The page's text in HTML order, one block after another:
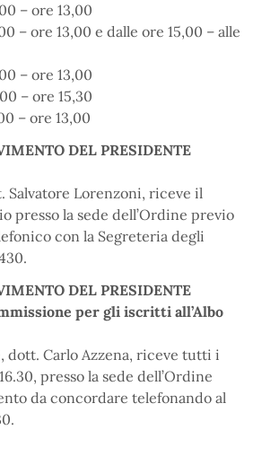
– ore 13,00
ore 13,00 e dalle ore 15,00 – alle
– ore 13,00
– ore 15,30
– ore 13,00
DEL PRESIDENTE
Salvatore Lorenzoni, riceve il
presso la sede dell’Ordine previo
con la Segreteria degli
DEL PRESIDENTE
per gli iscritti all’Albo
dott. Carlo Azzena, riceve tutti i
presso la sede dell’Ordine
da concordare telefonando al